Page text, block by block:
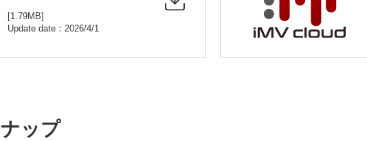
[1.79MB]
Update date：2026/4/1
ップ